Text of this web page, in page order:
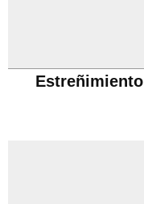
Estreñimiento